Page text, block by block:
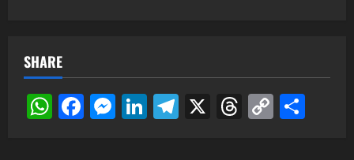
SHARE
WhatsApp
Facebook
Messenger
LinkedIn
Telegram
X Threads
Copy